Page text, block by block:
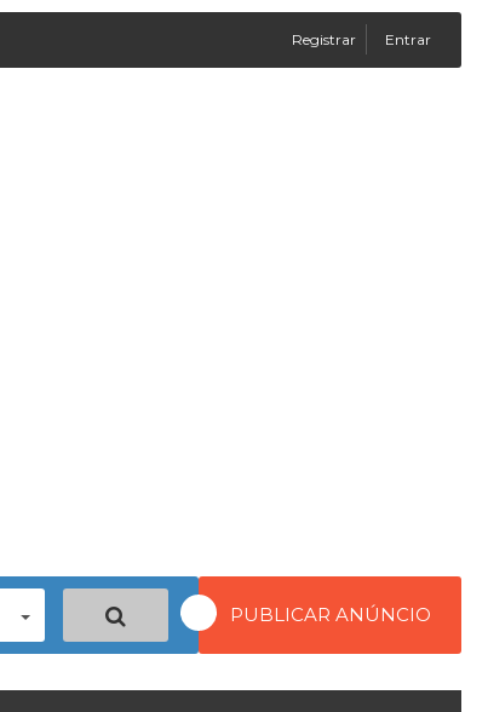
Registrar Entrar
PUBLICAR ANÚNCIO